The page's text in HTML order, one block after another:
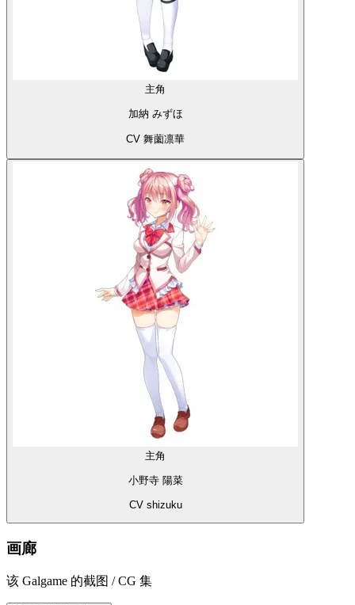
主角
加納 みずほ
CV 舞薗凛華
主角
小野寺 陽菜
CV shizuku
画廊
该 Galgame 的截图 / CG 集